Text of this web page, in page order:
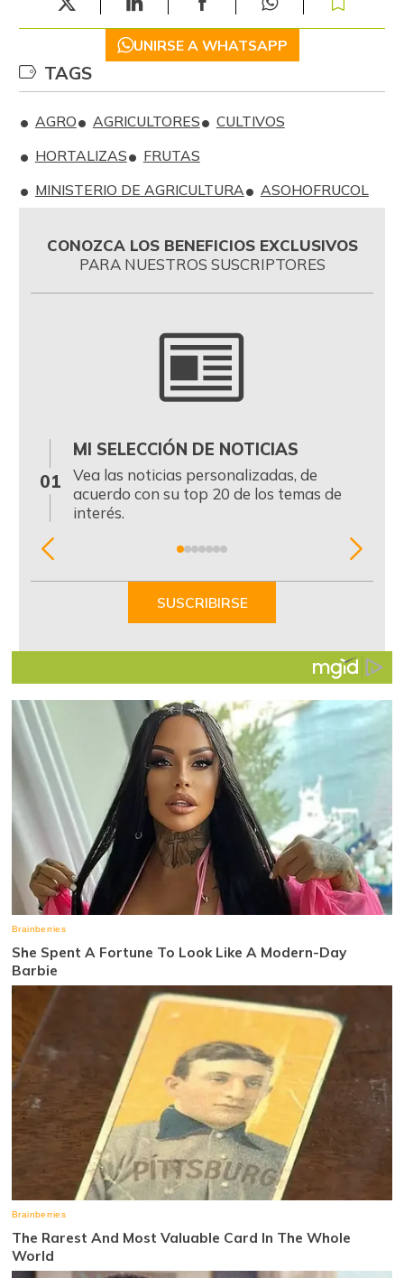
UNIRSE A WHATSAPP
TAGS
AGRO AGRICULTORES
CULTIVOS
HORTALIZAS
FRUTAS
MINISTERIO DE AGRICULTURA
ASOHOFRUCOL
CONOZCA LOS BENEFICIOS EXCLUSIVOS
PARA NUESTROS SUSCRIPTORES
01
MI SELECCIÓN DE NOTICIAS
Vea las noticias personalizadas, de
acuerdo con su top 20 de los temas de
interés.
Item
SUSCRIBIRSE